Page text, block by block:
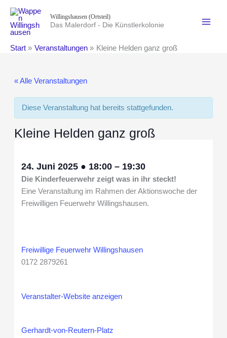
Inhalt
springen
Willingshausen (Ortsteil)
Das Malerdorf - Die Künstlerkolonie
Start Veranstaltungen Kleine Helden ganz groß
« Alle Veranstaltungen
Diese Veranstaltung hat bereits stattgefunden.
Kleine Helden ganz groß
24. Juni 2025 ● 18:00– 19:30
Die Kinderfeuerwehr zeigt was in ihr steckt!
Eine Veranstaltung im Rahmen der Aktionswoche der
Freiwilligen Feuerwehr Willingshausen.
Freiwillige Feuerwehr Willingshausen
0172 2879261
Veranstalter-Website anzeigen
Gerhardt-von-Reutern-Platz